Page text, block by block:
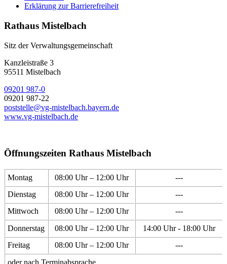
Erklärung zur Barrierefreiheit
Rathaus Mistelbach
Sitz der Verwaltungsgemeinschaft
Kanzleistraße 3
95511 Mistelbach
09201 987-0
09201 987-22
poststelle@vg-mistelbach.bayern.de
www.vg-mistelbach.de
Öffnungszeiten Rathaus Mistelbach
Montag 08:00 Uhr – 12:00 Uhr
---
Dienstag
08:00 Uhr – 12:00 Uhr
---
Mittwoch
08:00 Uhr – 12:00 Uhr
---
Donnerstag
08:00 Uhr – 12:00 Uhr
14:00 Uhr - 18:00 Uhr
Freitag
08:00 Uhr – 12:00 Uhr
---